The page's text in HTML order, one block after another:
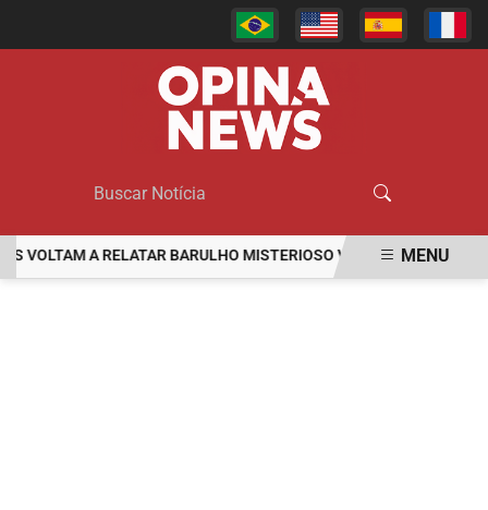
A RELATAR BARULHO MISTERIOSO VINDO DO MARMENU